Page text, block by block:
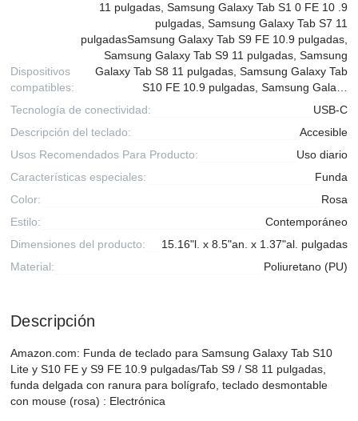
Dispositivos
compatibles:
11 pulgadas, Samsung Galaxy Tab S1 0 FE 10 .9
pulgadas, Samsung Galaxy Tab S7 11
pulgadasSamsung Galaxy Tab S9 FE 10.9 pulgadas,
Samsung Galaxy Tab S9 11 pulgadas, Samsung
Galaxy Tab S8 11 pulgadas, Samsung Galaxy Tab
S10 FE 10.9 pulgadas, Samsung Gala…
Tecnología de conectividad:
USB-C
Descripción del teclado:
Accesible
Usos Recomendados Para Producto:
Uso diario
Características especiales:
Funda
Color:
Rosa
Estilo:
Contemporáneo
Dimensiones del producto:
15.16"l. x 8.5"an. x 1.37"al. pulgadas
Material:
Poliuretano (PU)
Descripción
Amazon.com: Funda de teclado para Samsung Galaxy Tab S10
Lite y S10 FE y S9 FE 10.9 pulgadas/Tab S9 / S8 11 pulgadas,
funda delgada con ranura para bolígrafo, teclado desmontable
con mouse (rosa) : Electrónica